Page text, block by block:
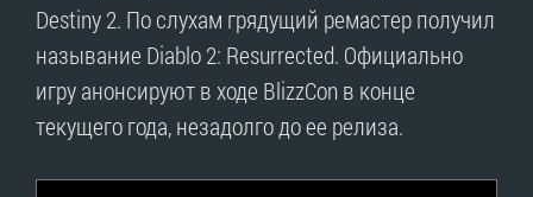
Destiny 2. По слухам грядущий ремастер получил
называние Diablo 2: Resurrected. Официально
игру анонсируют в ходе BlizzCon в конце
текущего года, незадолго до ее релиза.